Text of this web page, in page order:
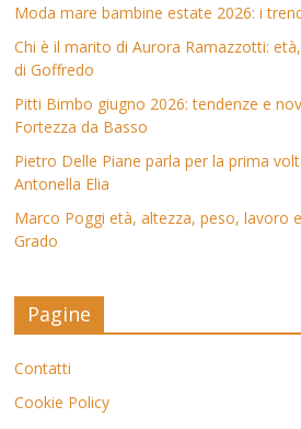
Moda mare bambine estate 2026: i
Chi è il marito di Aurora Ramazzotti:
di Goffredo
Pitti Bimbo giugno 2026: tendenze e
Fortezza da Basso
Pietro Delle Piane parla per la prima
Antonella Elia
Marco Poggi età, altezza, peso, lavoro
Grado
Pagine
Contatti
Cookie Policy